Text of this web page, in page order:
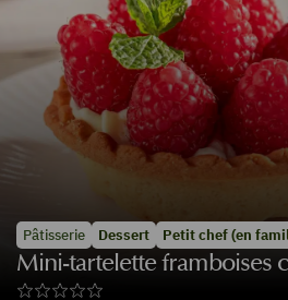
Pâtisserie Dessert Petit chef (en
Mini-tartelette framboises